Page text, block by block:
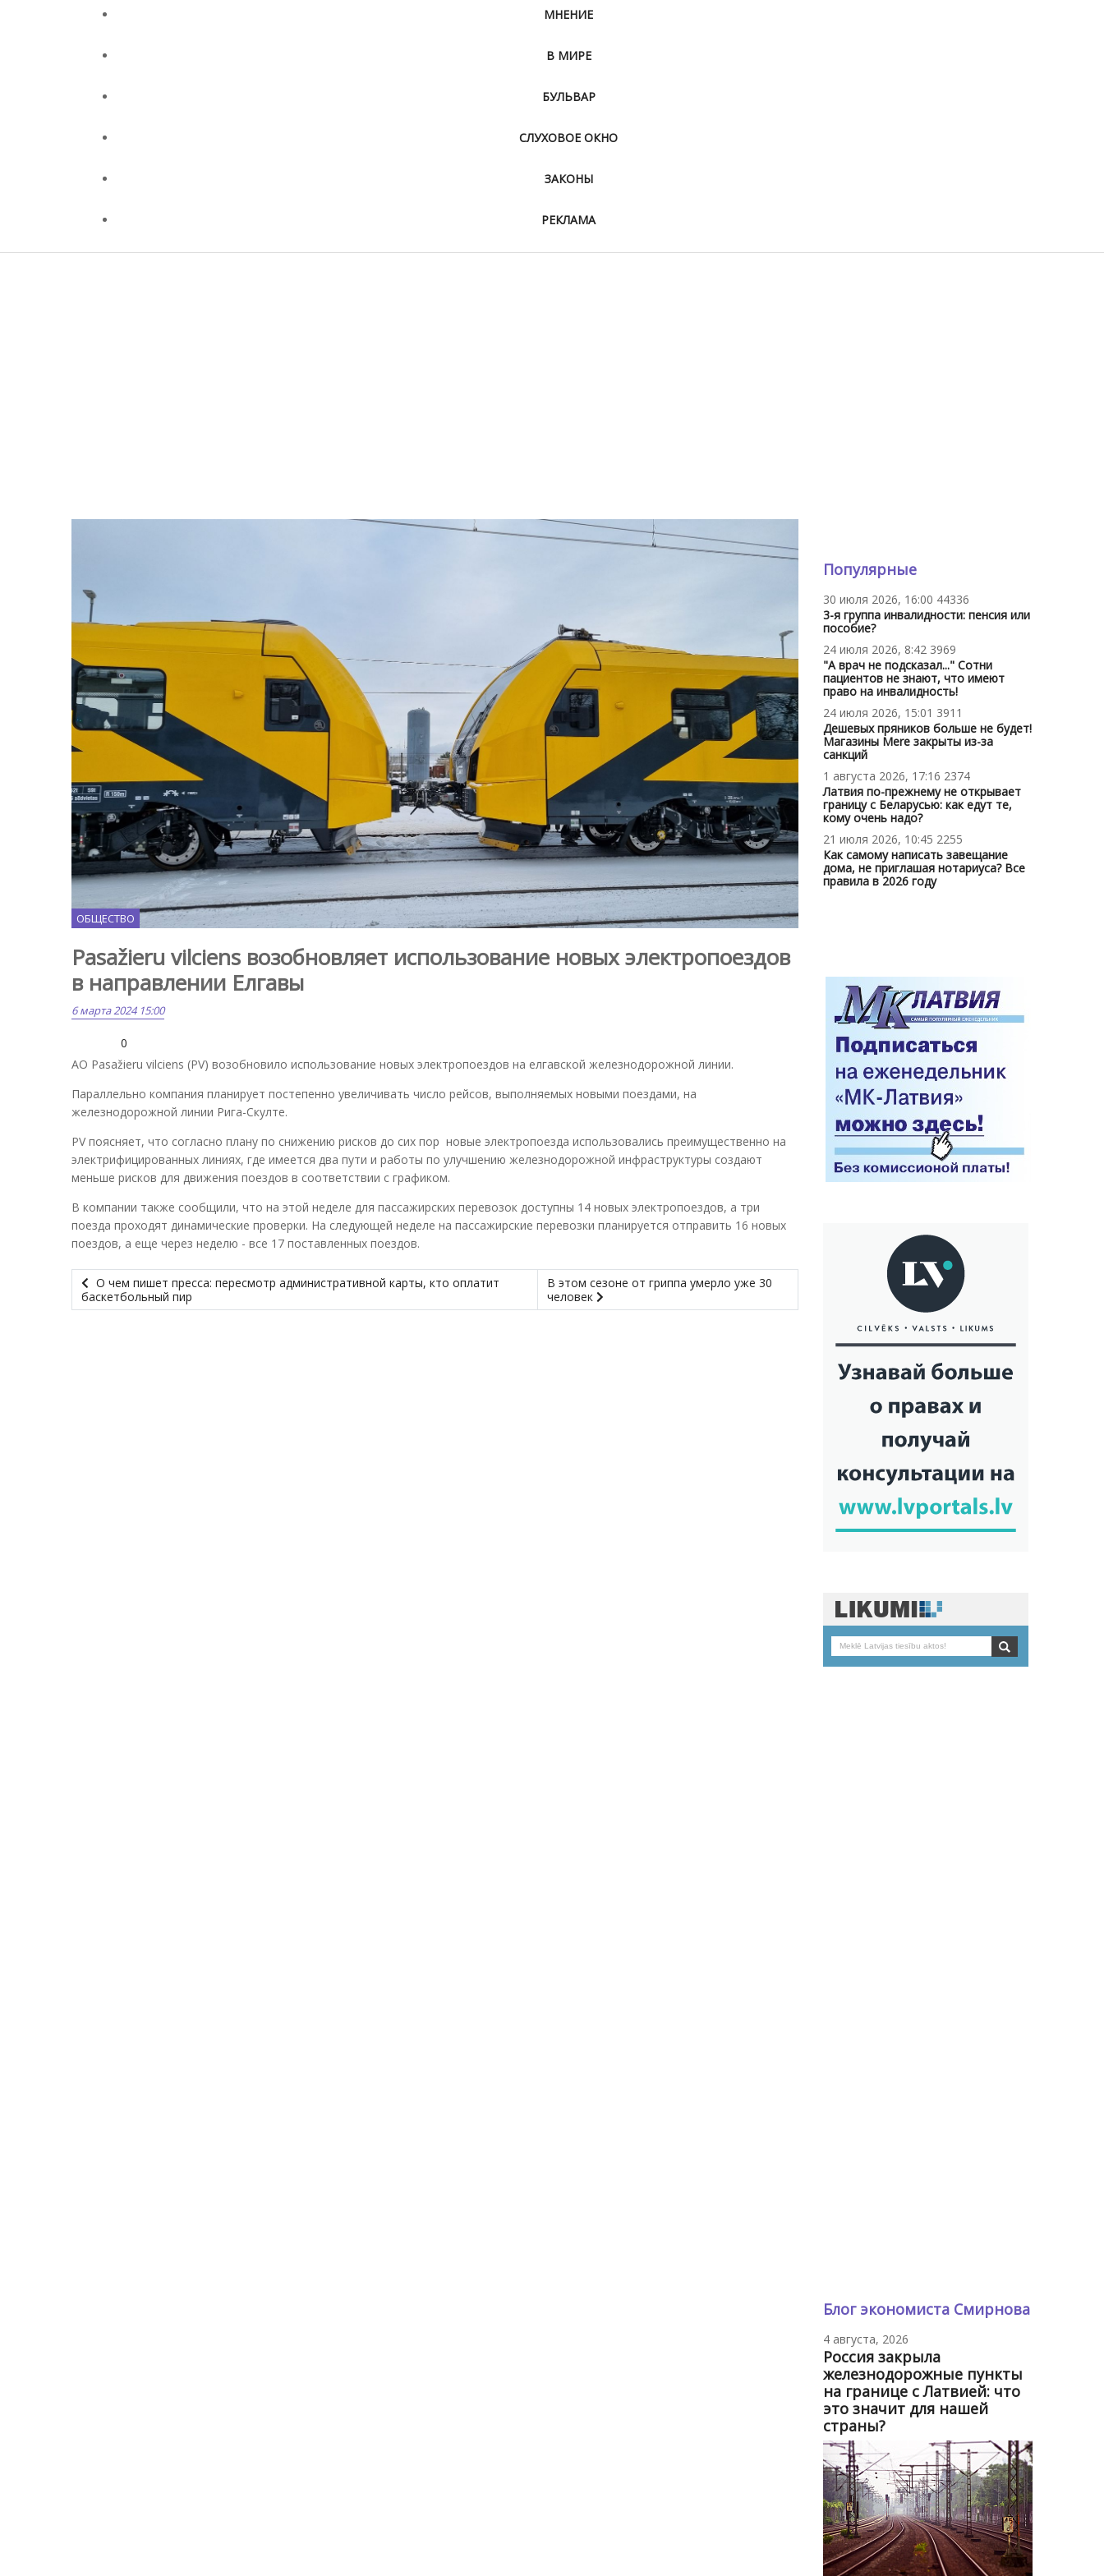
МНЕНИЕ
В МИРЕ
БУЛЬВАР
СЛУХОВОЕ ОКНО
ЗАКОНЫ
РЕКЛАМА
ОБЩЕСТВО
Pasažieru vilciens возобновляет использование новых электропоездов
в направлении Елгавы
6 марта 2024 15:00
0
АО Pasažieru vilciens (PV) возобновило использование новых электропоездов на елгавской железнодорожной линии.
Параллельно компания планирует постепенно увеличивать число рейсов, выполняемых новыми поездами, на
железнодорожной линии Рига-Скулте.
PV поясняет, что согласно плану по снижению рисков до сих пор новые электропоезда использовались преимущественно на
электрифицированных линиях, где имеется два пути и работы по улучшению железнодорожной инфраструктуры создают
меньше рисков для движения поездов в соответствии с графиком.
В компании также сообщили, что на этой неделе для пассажирских перевозок доступны 14 новых электропоездов, а три
поезда проходят динамические проверки. На следующей неделе на пассажирские перевозки планируется отправить 16 новых
поездов, а еще через неделю - все 17 поставленных поездов.
О чем пишет пресса: пересмотр административной карты, кто оплатит
баскетбольный пир
В этом сезоне от гриппа умерло уже 30
человек
Популярные
30 июля 2026, 16:00 44336
3-я группа инвалидности: пенсия или
пособие?
24 июля 2026, 8:42 3969
"А врач не подсказал..." Сотни
пациентов не знают, что имеют
право на инвалидность!
24 июля 2026, 15:01 3911
Дешевых пряников больше не будет!
Магазины Mere закрыты из-за
санкций
1 августа 2026, 17:16 2374
Латвия по-прежнему не открывает
границу с Беларусью: как едут те,
кому очень надо?
21 июля 2026, 10:45 2255
Как самому написать завещание
дома, не приглашая нотариуса? Все
правила в 2026 году
Блог экономиста Смирнова
4 августа, 2026
Россия закрыла
железнодорожные пункты
на границе с Латвией: что
это значит для нашей
страны?